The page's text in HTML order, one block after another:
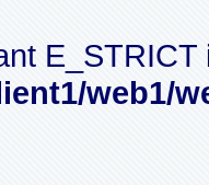
web1/